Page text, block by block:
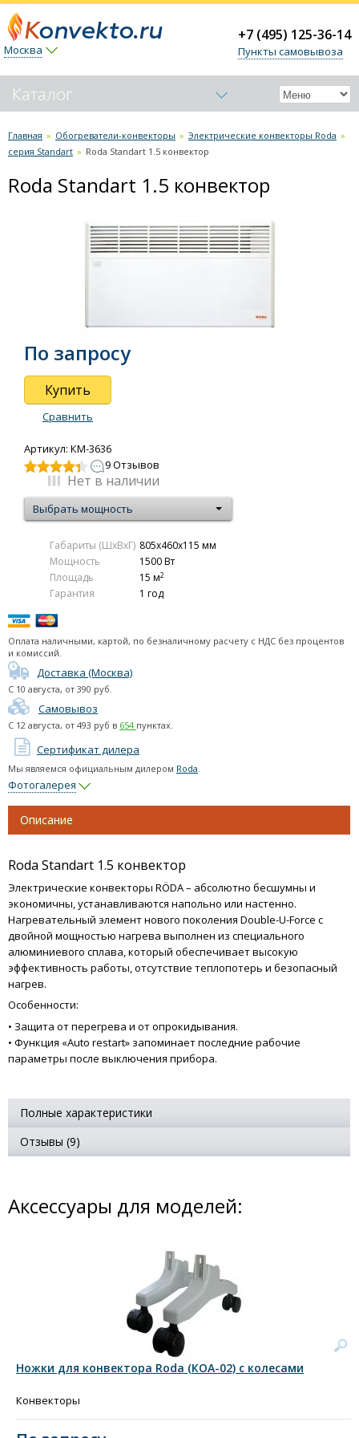
Москва
+7 (495) 125-36-14
Пункты самовывоза
Каталог
Электрические конвекторы Nobo
Электрические конвекторы Noirot
Электрические конвекторы Ballu
Электрические конвекторы Roda
Roda Standart 1.0 конвектор
Roda Standart 1.5 конвектор
Roda Standart 2.0 конвектор
Roda Standart 2.5 конвектор
Керамические обогреватели
Тепловые пушки
Тепловые завесы (водяные)
Подарочные сертификаты
Термогигрометры
Главная » Обогреватели-конвекторы » Электрические конвекторы Roda »
серия Standart » Roda Standart 1.5 конвектор
Roda Standart 1.5 конвектор
По запросу
Купить
Сравнить
Артикул: КМ-3636
9 Отзывов
Нет в наличии
Выбрать мощность
Габариты (ШxВxГ) 805x460x115 мм
Мощность
1500 Вт
Площадь
15 м2
Гарантия 1 год
Оплата наличными, картой, по безналичному расчету с НДС без процентов
и комиссий.
Доставка (Москва)
С 10 августа, от390 руб.
Самовывоз
С 12 августа, от493 руб в 654 пунктах.
Сертификат дилера
Мы являемся официальным дилером Roda.
Фотогалерея
Описание
Roda Standart 1.5 конвектор
Электрические конвекторы RÖDA – абсолютно бесшумны и
экономичны, устанавливаются напольно или настенно.
Нагревательный элемент нового поколения Double-U-Force с
двойной мощностью нагрева выполнен из специального
алюминиевого сплава, который обеспечивает высокую
эффективность работы, отсутствие теплопотерь и безопасный
нагрев.
Особенности:
• Защита от перегрева и от опрокидывания.
• Функция «Auto restart» запоминает последние рабочие
параметры после выключения прибора.
Полные характеристики
Отзывы (9)
Аксессуары для моделей:
Ножки для конвектора Roda (КОА-02) с колесами
Конвекторы